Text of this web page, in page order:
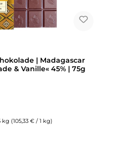
| Madagascar
& Vanille« 45% | 75g
kg (105,33 € / 1 kg)